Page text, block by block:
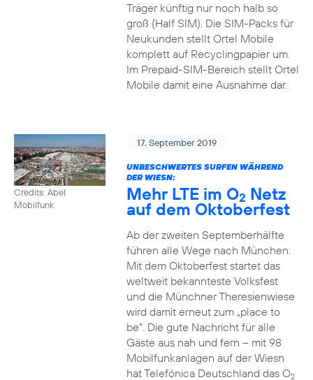
Träger künftig nur noch halb so
groß (Half SIM). Die SIM-Packs für
Neukunden stellt Ortel Mobile
komplett auf Recyclingpapier um.
Im Prepaid-SIM-Bereich stellt Ortel
Mobile damit eine Ausnahme dar.
Credits: Abel
Mobilfunk
17. September 2019
UNBESCHWERTES SURFEN WÄHREND
DER WIESN:
Mehr LTE im O2 Netz
auf dem Oktoberfest
Ab der zweiten Septemberhälfte
führen alle Wege nach München:
Mit dem Oktoberfest startet das
weltweit bekannteste Volksfest
und die Münchner Theresienwiese
wird damit erneut zum „place to
be“. Die gute Nachricht für alle
Gäste aus nah und fern – mit 98
Mobilfunkanlagen auf der Wiesn
hat Telefónica Deutschland das O2